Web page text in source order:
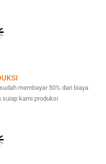
membayar 50% dari biaya
suiap kami produksi